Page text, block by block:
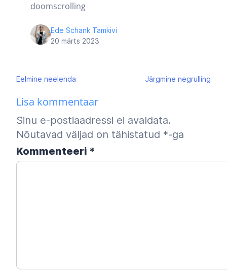
doomscrolling
Ede Schank Tamkivi
20 märts 2023
Navigeerimine
Eelmine neelenda Järgmine negrulling
Lisa kommentaar
Sinu e-postiaadressi ei avaldata.
Nõutavad väljad on tähistatud *-ga
Kommenteeri *